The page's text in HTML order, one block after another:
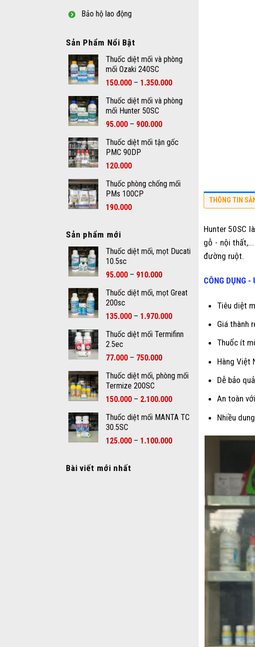
Bảo hộ lao động
Sản Phẩm Nổi Bật
Thuốc diệt mối và phòng
mối Ozaki 240SC
150.000 – 1.350.000
Thuốc diệt mối và phòng
mối Hunter 50SC
95.000 – 900.000
Thuốc diệt mối tận gốc
PMC 90DP
120.000
Thuốc phòng chống mối
PMs 100CP
190.000
Sản phẩm mới
Thuốc diệt mối, mọt Ducati
10.5sc
95.000 – 910.000
Thuốc diệt mối, mọt Great
200sc
135.000 – 1.970.000
Thuốc diệt mối Termifinn
2.5ec
77.000 – 750.000
Thuốc diệt mối, phòng mối
Termize 200SC
150.000 – 2.100.000
Thuốc diệt mối MANTA TC
30.5SC
125.000 – 1.100.000
Bài viết mới nhất
THÔNG TIN
Hunter 50SC
gỗ - nội
đường ruột.
CÔNG DỤNG -
Tiêu diệt
Giá thành
Thuốc ít
Hàng Việt
Dễ bảo
An toàn
Nhiều